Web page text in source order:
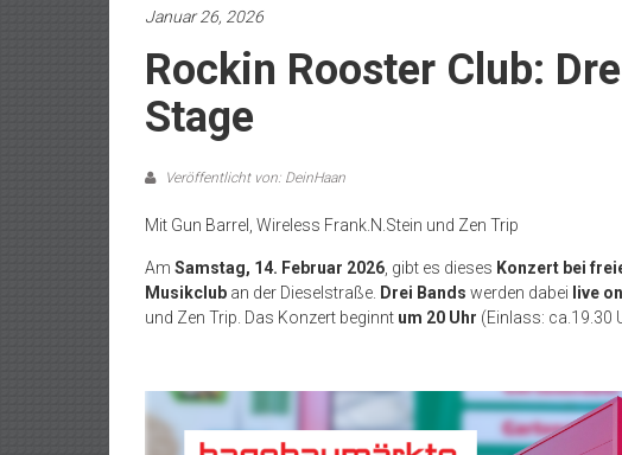
Januar 26, 2026
Rockin Rooster Club:
Stage
Veröffentlicht von: DeinHaan
Mit Gun Barrel, Wireless Frank.N.Stein und Zen Trip
Am Samstag, 14. Februar 2026 , gibt es dieses Konzert bei
Musikclub an der Dieselstraße. Drei Bands werden dabei live
und Zen Trip. Das Konzert beginnt um 20 Uhr (Einlass: ca.19.30